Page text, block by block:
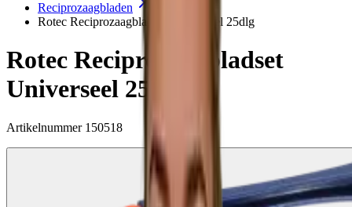
Reciprozaagbladen
Rotec Reciprozaagbladset Universeel 25dlg
Rotec Reciprozaagbladset
Universeel 25dlg
Artikelnummer 150518